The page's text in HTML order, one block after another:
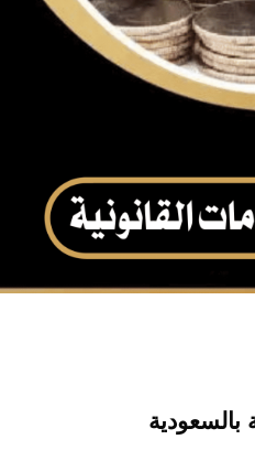
بالسعودية